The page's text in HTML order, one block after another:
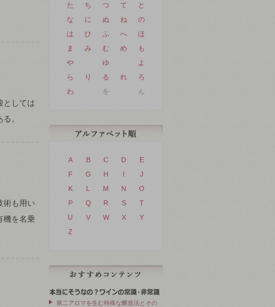
としては
。
術も用い
機を名乗
た
ち つ て
と
な
に ぬ ね
の
は
ひ ふ へ
ほ
ま
み む め
も
や
ゆ
よ
ら
り る れ
ろ
わ
を ん
A B C D
E
F
G H I
J
K
L M N
O
P
Q R S
T
U
V W X
Y
Z
第二アロマを生む特殊な醸造法とその